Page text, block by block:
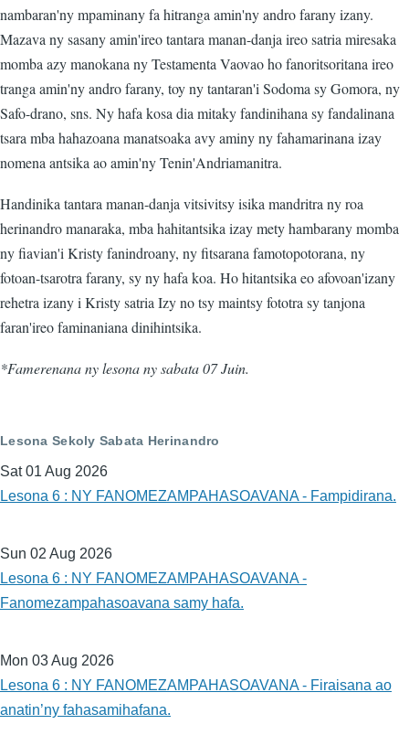
nambaran'ny mpaminany fa hitranga amin'ny andro farany izany.
Mazava ny sasany amin'ireo tantara manan-danja ireo satria miresaka
momba azy manokana ny Testamenta Vaovao ho fanoritsoritana ireo
tranga amin'ny andro farany, toy ny tantaran'i Sodoma sy Gomora, ny
Safo-drano, sns. Ny hafa kosa dia mitaky fandinihana sy fandalinana
tsara mba hahazoana manatsoaka avy aminy ny fahamarinana izay
nomena antsika ao amin'ny Tenin'Andriamanitra.
Handinika tantara manan-danja vitsivitsy isika mandritra ny roa
herinandro manaraka, mba hahitantsika izay mety hambarany momba
ny fiavian'i Kristy fanindroany, ny fitsarana famotopotorana, ny
fotoan-tsarotra farany, sy ny hafa koa. Ho hitantsika eo afovoan'izany
rehetra izany i Kristy satria Izy no tsy maintsy fototra sy tanjona
faran'ireo faminaniana dinihintsika.
*Famerenana ny lesona ny sabata 07 Juin.
Lesona Sekoly Sabata Herinandro
Sat 01 Aug 2026
Lesona 6 : NY FANOMEZAMPAHASOAVANA - Fampidirana.
Sun 02 Aug 2026
Lesona 6 : NY FANOMEZAMPAHASOAVANA -
Fanomezampahasoavana samy hafa.
Mon 03 Aug 2026
Lesona 6 : NY FANOMEZAMPAHASOAVANA - Firaisana ao
anatin’ny fahasamihafana.